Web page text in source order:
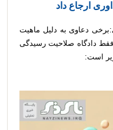
ارجاع داد
مدنی:برخی دعاوی به دلیل ماهیت
دادگاه صلاحیت رسیدگی
است: